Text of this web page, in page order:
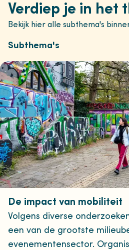
Verdiep je in het
Bekijk hier alle subthema's
Subthema's
De impact van mobiliteit
Volgens diverse
een van de grootste
evenementensector.